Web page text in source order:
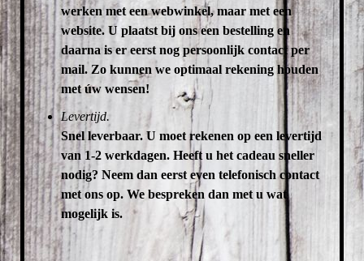
werken met een webwinkel, maar met een
website. U plaatst bij ons een bestelling en
daarna is er eerst nog persoonlijk contact per
mail. Zo kunnen we optimaal rekening houden
met úw wensen!
Levertijd.
Snel leverbaar. U moet rekenen op een levertijd
van 1-2 werkdagen. Heeft u het cadeau sneller
nodig? Neem dan eerst even telefonisch contact
met ons op. We bespreken dan met u wat
mogelijk is.